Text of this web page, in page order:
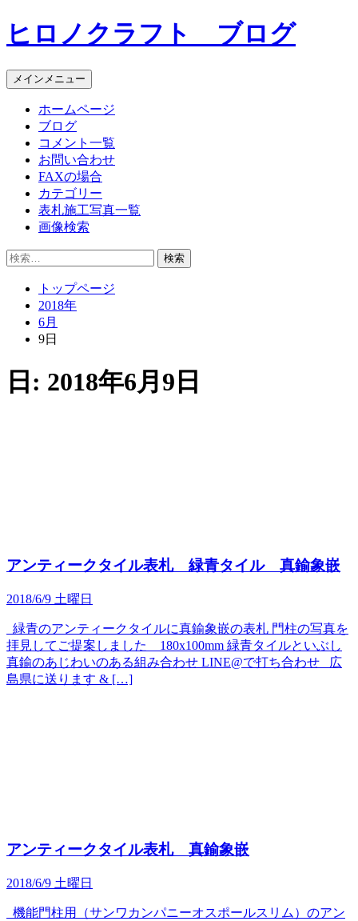
コ
ン
ン
ツ
ヒロノクラフト ブログ
メインメニュー
ホームページ
ブログ
コメント一覧
お問い合わせ
FAXの場合
カテゴリー
表札施工写真一覧
画像検索
検
トップページ
2018年
6月
9日
日: 2018年6月9日
アンティークタイル表札 緑青タイル 真鍮象嵌
2018/6/9 土曜日
緑青のアンティークタイルに真鍮象嵌の表札 門柱の写真を
拝見してご提案しました 180x100mm 緑青タイルといぶし
真鍮のあじわいのある組み合わせ LINE@で打ち合わせ 広
島県に送ります & […]
アンティークタイル表札 真鍮象嵌
2018/6/9 土曜日
機能門柱用（サンワカンパニーオスポールスリム）のアン